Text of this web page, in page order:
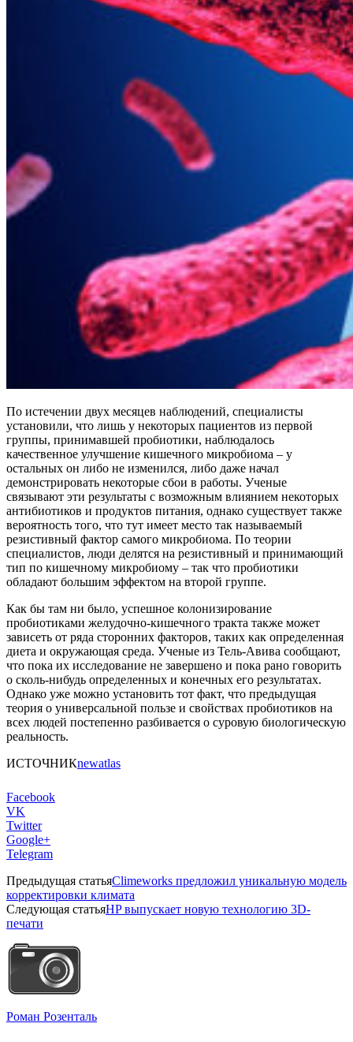
По истечении двух месяцев наблюдений, специалисты
установили, что лишь у некоторых пациентов из первой
группы, принимавшей пробиотики, наблюдалось
качественное улучшение кишечного микробиома – у
остальных он либо не изменился, либо даже начал
демонстрировать некоторые сбои в работы. Ученые
связывают эти результаты с возможным влиянием некоторых
антибиотиков и продуктов питания, однако существует также
вероятность того, что тут имеет место так называемый
резистивный фактор самого микробиома. По теории
специалистов, люди делятся на резистивный и принимающий
тип по кишечному микробиому – так что пробиотики
обладают большим эффектом на второй группе.
Как бы там ни было, успешное колонизирование
пробиотиками желудочно-кишечного тракта также может
зависеть от ряда сторонних факторов, таких как определенная
диета и окружающая среда. Ученые из Тель-Авива сообщают,
что пока их исследование не завершено и пока рано говорить
о сколь-нибудь определенных и конечных его результатах.
Однако уже можно установить тот факт, что предыдущая
теория о универсальной пользе и свойствах пробиотиков на
всех людей постепенно разбивается о суровую биологическую
реальность.
ИСТОЧНИКnewatlas
Facebook
VK
Twitter
Google+
Telegram
Предыдущая статьяClimeworks предложил уникальную модель
корректировки климата
Следующая статьяHP выпускает новую технологию 3D-
печати
Роман Розенталь